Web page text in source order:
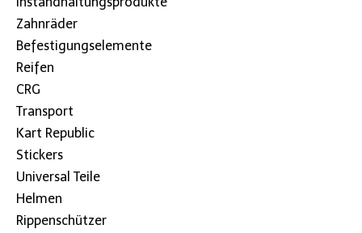
Zahnräder
Befestigungselemente
Reifen
CRG
Transport
Kart Republic
Stickers
Universal Teile
Helmen
Rippenschützer